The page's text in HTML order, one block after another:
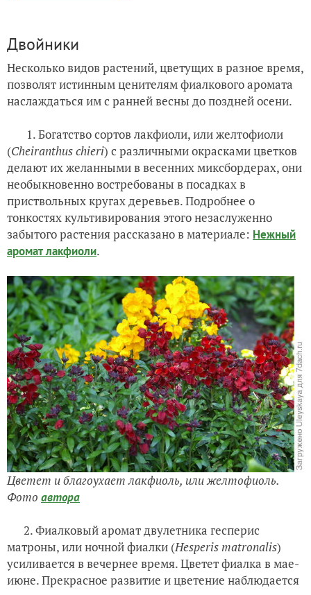
Двойники
Несколько видов растений, цветущих в разное время,
позволят истинным ценителям фиалкового аромата
наслаждаться им с ранней весны до поздней осени.
1. Богатство сортов лакфиоли, или желтофиоли
(Cheiranthus chieri) с различными окрасками цветков
делают их желанными в весенних миксбордерах, они
необыкновенно востребованы в посадках в
приствольных кругах деревьев. Подробнее о
тонкостях культивирования этого незаслуженно
забытого растения рассказано в материале: Нежный
аромат лакфиоли.
Цветет и благоухает лакфиоль, или желтофиоль.
Фото автора
2. Фиалковый аромат двулетника гесперис
матроны, или ночной фиалки (Hesperis matronalis)
усиливается в вечернее время. Цветет фиалка в мае-
июне. Прекрасное развитие и цветение наблюдается